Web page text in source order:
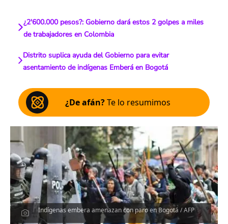
¿2'600.000 pesos?: Gobierno dará estos 2 golpes a miles
de trabajadores en Colombia
Distrito suplica ayuda del Gobierno para evitar
asentamiento de indígenas Emberá en Bogotá
¿De afán?Te lo resumimos
Indígenas embera amenazan con paro en Bogotá / AFP